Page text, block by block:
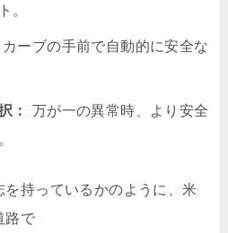
。
カーブの手前で自動的に安全な
： 万が一の異常時、より安全
持っているかのように、米
路で